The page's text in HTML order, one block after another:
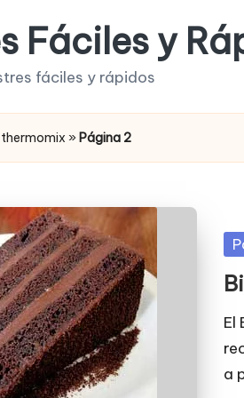
Fáciles y
fáciles y rápidos
» Página 2
El
a